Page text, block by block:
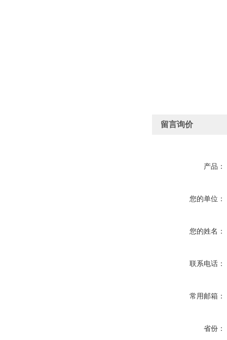
留言询价
产品：
您的单位：
您的姓名：
联系电话：
常用邮箱：
省份：